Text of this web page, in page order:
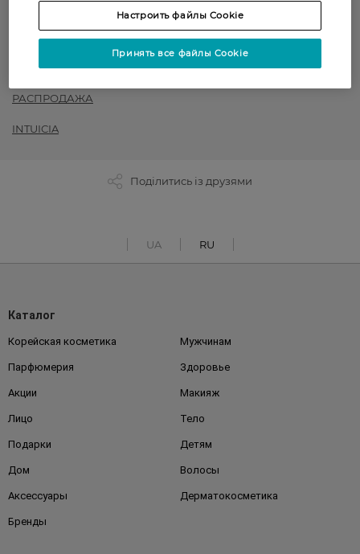
до -50% на обраний асортимент товарів ТМ Women`s code,
Art G, Intuicia, Siela
РАСПРОДАЖА
INTUICIA
Поділитись із друзями
UA RU
Каталог
Корейская косметика Мужчинам
Парфюмерия Здоровье
Акции Макияж
Лицо Тело
Подарки Детям
Дом Волосы
Аксессуары Дерматокосметика
Бренды
Настроить файлы Cookie
Принять все файлы Cookie